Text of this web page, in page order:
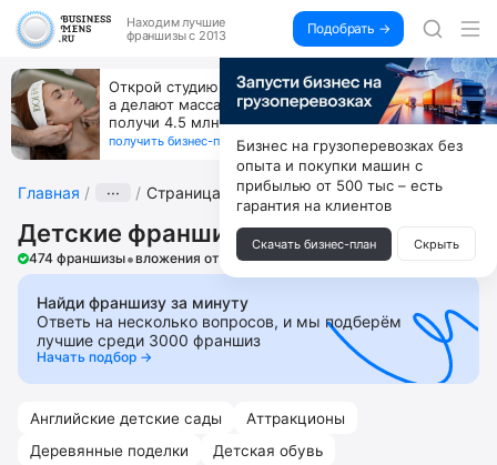
Находим лучшие
франшизы с 2013
Подобрать →
Открой студию, где не колют и не режут,
а делают массаж лица руками и в первый же год
получи 4.5 млн
получить бизнес-план ↓
Главная ··· Страница 3
Детские франшизы
474 франшизы•вложения от 6 000 ₽
Найди франшизу за минуту
Ответь на несколько вопросов, и мы подберём
лучшие среди 3000 франшиз
Начать подбор →
Английские детские сады
Аттракционы
Деревянные поделки
Детская обувь
Бизнес на грузоперевозках без
опыта и покупки машин с
прибылью от 500 тыс – есть
гарантия на клиентов
Скачать бизнес-план Скрыть